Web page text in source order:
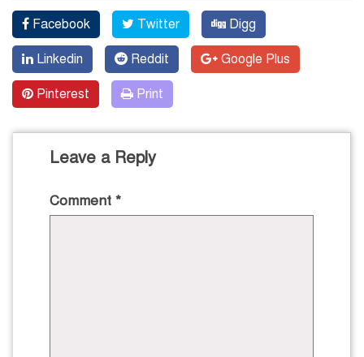
Facebook Twitter Digg
Linkedin Reddit Google Plus
Pinterest Print
Leave a Reply
Comment *